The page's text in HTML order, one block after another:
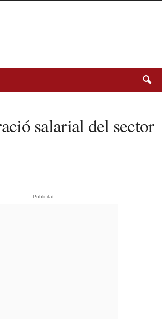
salarial del sector
- Publicitat -